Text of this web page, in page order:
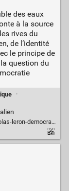
des eaux
à la source
rives du
de l’identité
le principe de
question du
·
europeenne/